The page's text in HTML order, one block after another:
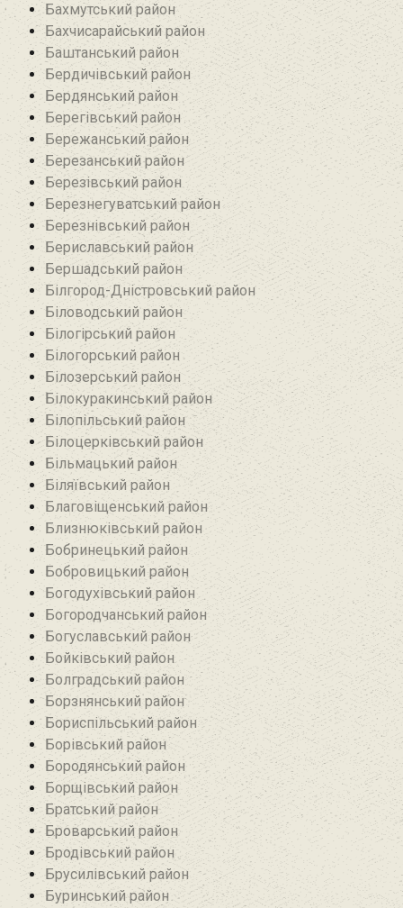
Бахмутський район
Бахчисарайський район
Баштанський район
Бердичівський район
Бердянський район
Берегівський район
Бережанський район‎
Березанський район‎
Березівський район
Березнегуватський район‎
Березнівський район‎
Бериславський район
Бершадський район
Білгород-Дністровський район
Біловодський район‎
Білогірський район
Білогорський район
Білозерський район
Білокуракинський район‎
Білопільський район
Білоцерківський район
Більмацький район
Біляївський район‎
Благовіщенський район
Близнюківський район
Бобринецький район
Бобровицький район
Богодухівський район
Богородчанський район
Богуславський район
Бойківський район
Болградський район
Борзнянський район
Бориспільський район
Борівський район
Бородянський район
Борщівський район‎
Братський район‎
Броварський район
Бродівський район‎
Брусилівський район‎
Буринський район